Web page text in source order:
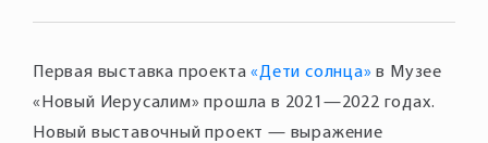
Первая выставка проекта«Дети солнца» в Музее
«Новый Иерусалим» прошла в 2021—2022 годах.
Новый выставочный проект — выражение